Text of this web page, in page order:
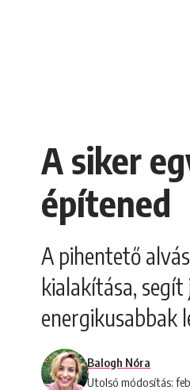
A siker
építened
A pihentető
kialakítása,
energikusabbak
Utolsó módosítás:
Balogh Nóra